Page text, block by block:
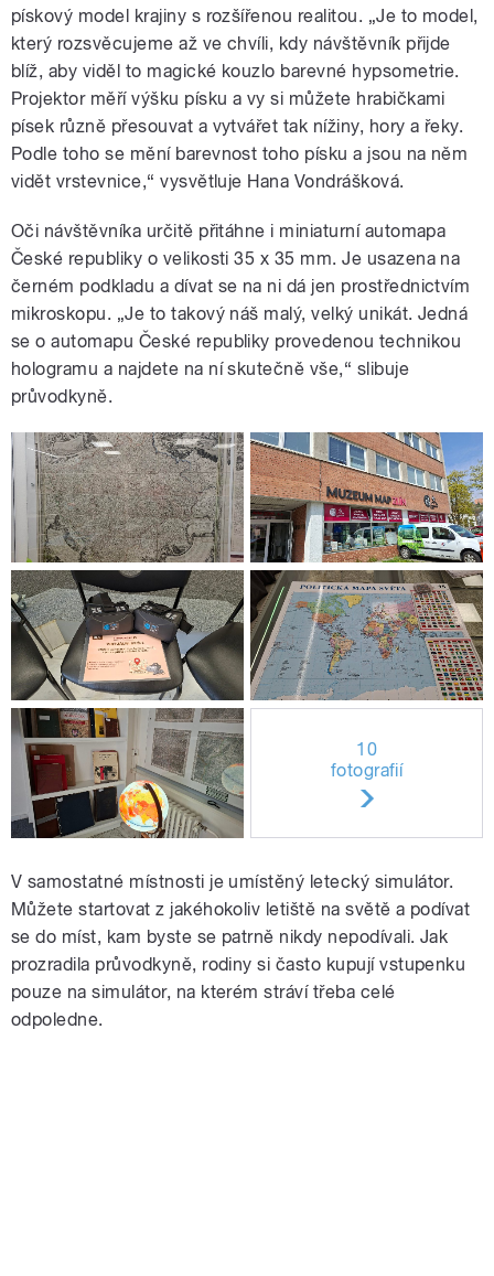
pískový model krajiny s rozšířenou realitou. „Je to model,
který rozsvěcujeme až ve chvíli, kdy návštěvník přijde
blíž, aby viděl to magické kouzlo barevné hypsometrie.
Projektor měří výšku písku a vy si můžete hrabičkami
písek různě přesouvat a vytvářet tak nížiny, hory a řeky.
Podle toho se mění barevnost toho písku a jsou na něm
vidět vrstevnice,“ vysvětluje Hana Vondrášková.
Oči návštěvníka určitě přitáhne i miniaturní automapa
České republiky o velikosti 35 x 35 mm. Je usazena na
černém podkladu a dívat se na ni dá jen prostřednictvím
mikroskopu. „Je to takový náš malý, velký unikát. Jedná
se o automapu České republiky provedenou technikou
hologramu a najdete na ní skutečně vše,“ slibuje
průvodkyně.
10
fotografií
V samostatné místnosti je umístěný letecký simulátor.
Můžete startovat z jakéhokoliv letiště na světě a podívat
se do míst, kam byste se patrně nikdy nepodívali. Jak
prozradila průvodkyně, rodiny si často kupují vstupenku
pouze na simulátor, na kterém stráví třeba celé
odpoledne.